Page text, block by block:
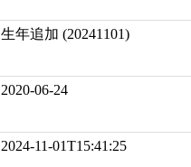
生年追加 (20241101)
2020-06-24
2024-11-01T15:41:25